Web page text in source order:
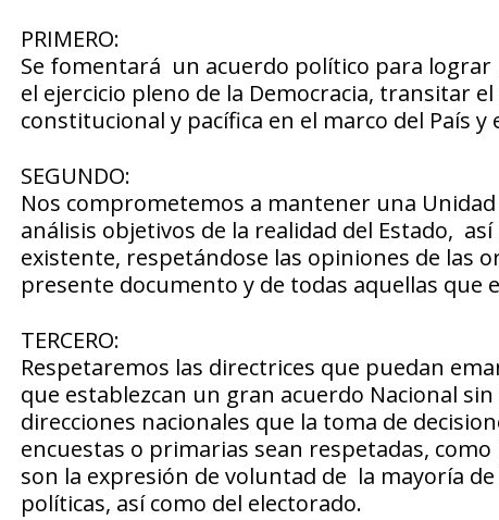
PRIMERO:
Se fomentará un acuerdo político para
el ejercicio pleno de la Democracia, transitar
constitucional y pacífica en el marco del País
SEGUNDO:
Nos comprometemos a mantener una
análisis objetivos de la realidad del Estado,
existente, respetándose las opiniones de las
presente documento y de todas aquellas que
TERCERO:
Respetaremos las directrices que puedan
que establezcan un gran acuerdo Nacional
direcciones nacionales que la toma de
encuestas o primarias sean respetadas,
son la expresión de voluntad de la mayoría
políticas, así como del electorado.